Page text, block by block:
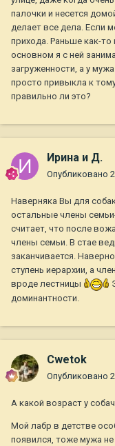
палочки и несется
делает все дела. Если
прихода. Раньше как-то
основном я с ней
загруженности, а у
просто привыкла к
правильно ли это?
Ирина и Д.
Опубликовано
Наверняка Вы для
остальные члены
считает, что после
члены семьи. В стае
заканчивается.
ступень иерархии, а
вроде лестницы
доминантности.
Cwetok
Опубликовано
А какой возраст у
Мой лабр в детстве
появился, тоже мужа